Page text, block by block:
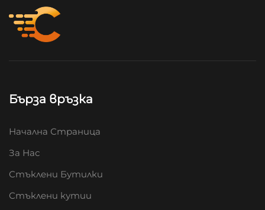
Бърза връзка
Начална Страница
За Нас
Стъклени Бутилки
Стъклени кутии